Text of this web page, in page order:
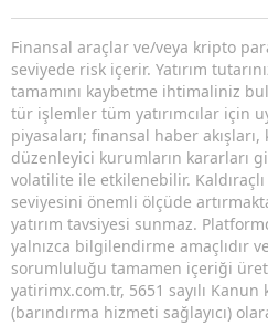
Finansal araçlar ve/veya kripto
seviyede risk içerir. Yatırım
tamamını kaybetme ihtimaliniz
tür işlemler tüm yatırımcılar için
piyasaları; finansal haber
düzenleyici kurumların kararları
volatilite ile etkilenebilir.
seviyesini önemli ölçüde
yatırım tavsiyesi sunmaz.
yalnızca bilgilendirme amaçlıdır
sorumluluğu tamamen içeriği
yatirimx.com.tr, 5651 sayılı Kanun
(barındırma hizmeti sağlayıcı)